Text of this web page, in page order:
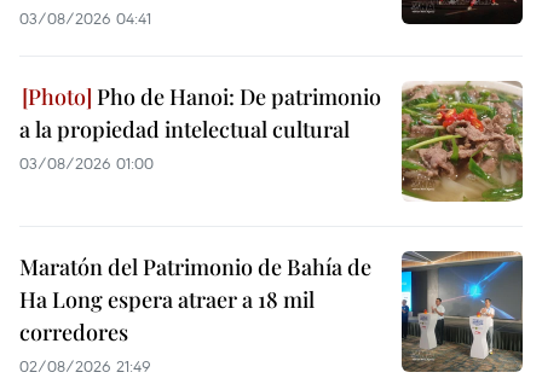
03/08/2026 04:41
Pho de Hanoi: De patrimonio
a la propiedad intelectual cultural
03/08/2026 01:00
Maratón del Patrimonio de Bahía de
Ha Long espera atraer a 18 mil
corredores
02/08/2026 21:49